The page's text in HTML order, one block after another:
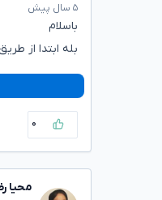
۵ سال پیش
باسلام
بله ابتدا از
۰
محیا